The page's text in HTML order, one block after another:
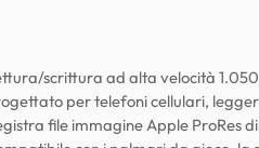
scrittura ad alta velocità
per telefoni cellulari,
file immagine Apple ProRes